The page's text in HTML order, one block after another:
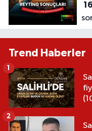
Trend Haberler
1
2